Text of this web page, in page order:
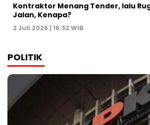
Kontraktor Menang Tender, lalu
Jalan, Kenapa?
2 Juli 2026 | 16:32 WIB
POLITIK